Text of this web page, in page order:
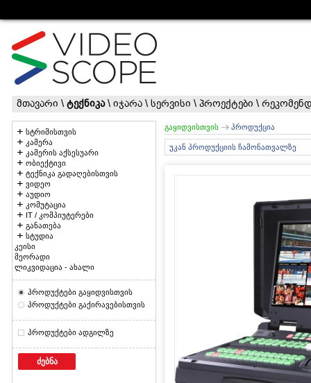
მთავარი \ ტექნიკა\ იჯარა \ სერვისი \ პროექტები \
სტრიმისთვის
კამერა
კამერის აქსესუარი
ობიექტივი
ტექნიკა გადაღებისთვის
ვიდეო
აუდიო
კომუტაცია
IT / კომპიუტერები
განათება
სტუდია
კეისი
მეორადი
ლიკვიდაცია - ახალი
პროდუქტები გაყიდვისთვის
პროდუქტები გაქირავებისთვის
პროდუქტები ადგილზე
ძებნა
გაყიდვისთვის პროდუქცია
უკან პროდუქციის ჩამონათვალზე